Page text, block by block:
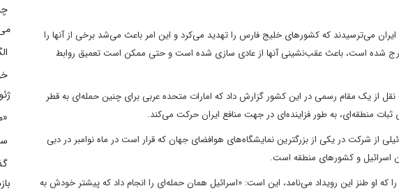
می‌ترسیدند که کشورهای خلیج فارس را تهدید می‌کرد و این امر باعث می‌شد برخی از آنها را
شده است، باعث عقب‌نشینی آنها از عادی سازی شده است و حتی ممکن است تعمیق روابط
نقل از یک مقام رسمی در این کشور گزارش داد که امارات متحده عربی برای چنین حمله‌ای به قطر
ثبات منطقه‌ای، به طور فزاینده‌ای در جهت منافع ایران حرکت می‌کند.
از شرکت در یکی از بزرگترین نمایشگاه‌های هوافضای جهان که قرار است در ماه نوامبر در دبی
اسرائیل و کشورهای منطقه است.
را که او طنز این رویداد می‌نامد، این است: «اسرائیل همان حمله‌ای را انجام داد که پیشتر خودش به